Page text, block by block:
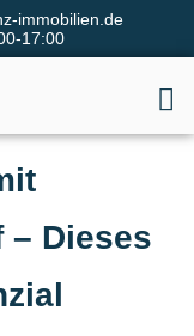
immobilien.de
17:00
– Dieses